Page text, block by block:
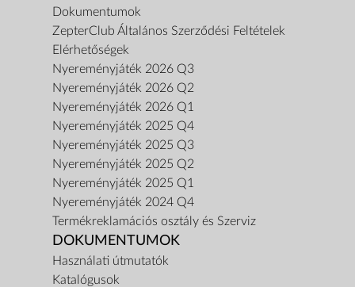
Dokumentumok
ZepterClub Általános Szerződési Feltételek
Elérhetőségek
Nyereményjáték 2026 Q3
Nyereményjáték 2026 Q2
Nyereményjáték 2026 Q1
Nyereményjáték 2025 Q4
Nyereményjáték 2025 Q3
Nyereményjáték 2025 Q2
Nyereményjáték 2025 Q1
Nyereményjáték 2024 Q4
Termékreklamációs osztály és Szerviz
DOKUMENTUMOK
Használati útmutatók
Katalógusok